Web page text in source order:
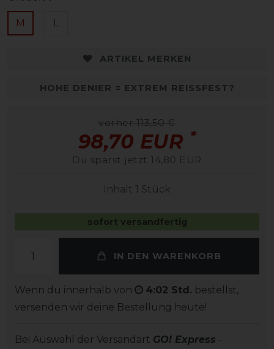
M L
ARTIKEL MERKEN
HOHE DENIER = EXTREM REISSFEST?
vorher 113,50 €
98,70 EUR *
Du sparst jetzt 14,80 EUR
Inhalt 1 Stück
sofort versandfertig
IN DEN WARENKORB
Wenn du innerhalb von 4:02 Std. bestellst,
versenden wir deine Bestellung heute!
Bei Auswahl der Versandart GO! Express -